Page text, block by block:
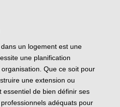
un logement est une
une planification
Que ce soit pour
une extension ou
essentiel de bien définir ses
adéquats pour